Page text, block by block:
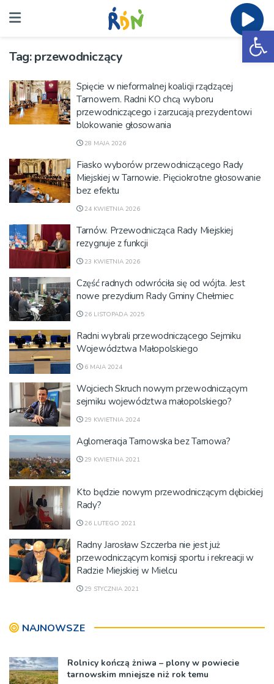
Tag:przewodniczący
Spięcie w nieformalnej koalicji rządzącej
Tarnowem. Radni KO chcą wyboru
przewodniczącego i zarzucają prezydentowi
blokowanie głosowania
28 MAJA 2026
Fiasko wyborów przewodniczącego Rady
Miejskiej w Tarnowie. Pięciokrotne głosowanie
bez efektu
24 KWIETNIA 2026
Tarnów. Przewodnicząca Rady Miejskiej
rezygnuje z funkcji
23 KWIETNIA 2026
Część radnych odwróciła się od wójta. Jest
nowe prezydium Rady Gminy Chełmiec
26 LISTOPADA 2025
Radni wybrali przewodniczącego Sejmiku
Województwa Małopolskiego
6 MAJA 2024
Wojciech Skruch nowym przewodniczącym
sejmiku województwa małopolskiego?
29 KWIETNIA 2024
Aglomeracja Tarnowska bez Tarnowa?
29 KWIETNIA 2021
Kto będzie nowym przewodniczącym dębickiej
Rady?
26 LUTEGO 2021
Radny Jarosław Szczerba nie jest już
przewodniczącym komisji sportu i rekreacji w
Radzie Miejskiej w Mielcu
29 STYCZNIA 2021
NAJNOWSZE
Rolnicy kończą żniwa – plony w powiecie
tarnowskim mniejsze niż rok temu